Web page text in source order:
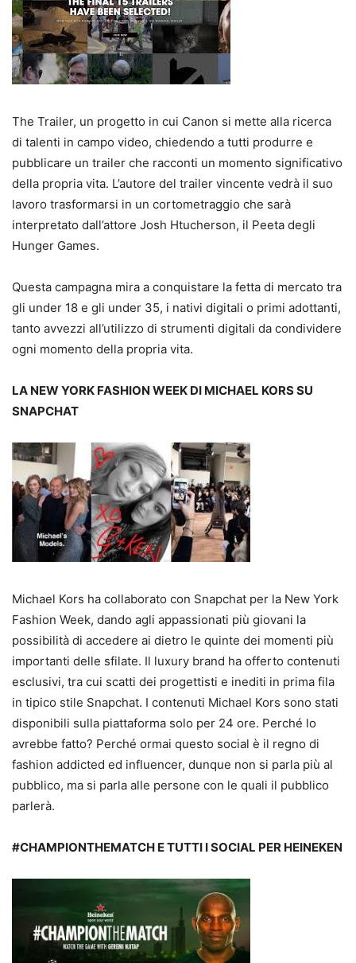
The Trailer, un progetto in cui Canon si mette alla ricerca
di talenti in campo video, chiedendo a tutti produrre e
pubblicare un trailer che racconti un momento significativo
della propria vita. L’autore del trailer vincente vedrà il suo
lavoro trasformarsi in un cortometraggio che sarà
interpretato dall’attore Josh Htucherson, il Peeta degli
Hunger Games.
Questa campagna mira a conquistare la fetta di mercato tra
gli under 18 e gli under 35, i nativi digitali o primi adottanti,
tanto avvezzi all’utilizzo di strumenti digitali da condividere
ogni momento della propria vita.
LA NEW YORK FASHION WEEK DI MICHAEL KORS SU
SNAPCHAT
Michael Kors ha collaborato con Snapchat per la New York
Fashion Week, dando agli appassionati più giovani la
possibilità di accedere ai dietro le quinte dei momenti più
importanti delle sfilate. Il luxury brand ha offerto contenuti
esclusivi, tra cui scatti dei progettisti e inediti in prima fila
in tipico stile Snapchat. I contenuti Michael Kors sono stati
disponibili sulla piattaforma solo per 24 ore. Perché lo
avrebbe fatto? Perché ormai questo social è il regno di
fashion addicted ed influencer, dunque non si parla più al
pubblico, ma si parla alle persone con le quali il pubblico
parlerà.
#CHAMPIONTHEMATCH E TUTTI I SOCIAL PER HEINEKEN